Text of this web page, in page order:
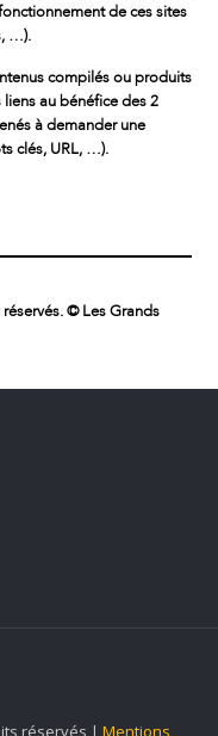
de ces sites
…).
compilés ou produits
au bénéfice des 2
à demander une
clés, URL, …).
© Les Grands
réservés | Mentions